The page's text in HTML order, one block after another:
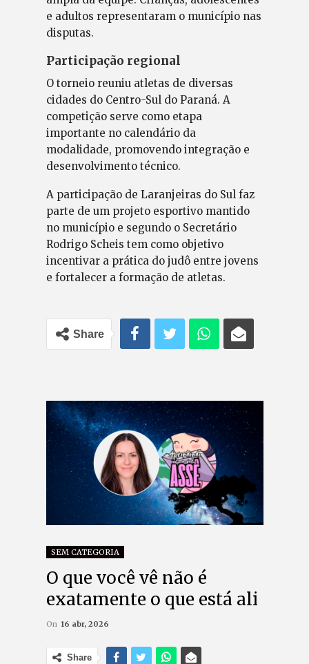
e adultos representaram o município nas
disputas.
Participação regional
O torneio reuniu atletas de diversas
cidades do Centro-Sul do Paraná. A
competição serve como etapa
importante no calendário da
modalidade, promovendo integração e
desenvolvimento técnico.
A participação de Laranjeiras do Sul faz
parte de um projeto esportivo mantido
no município e segundo o Secretário
Rodrigo Scheis tem como objetivo
incentivar a prática do judô entre jovens
e fortalecer a formação de atletas.
Share
SEM CATEGORIA
O que você vê não é
exatamente o que está ali
On 16 abr, 2026
Share